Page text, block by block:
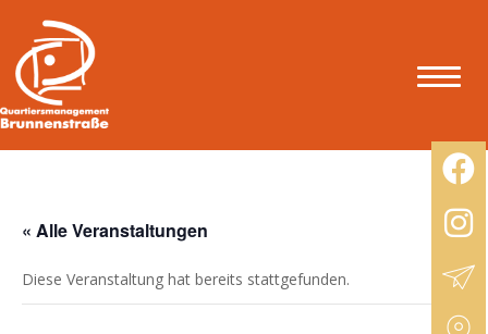
« Alle Veranstaltungen
Diese Veranstaltung hat bereits stattgefunden.